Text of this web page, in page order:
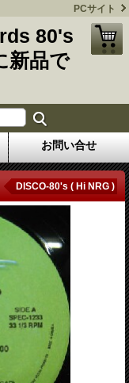
PCサイト
80's
新品で
お問い合せ
DISCO-80's ( Hi NRG )